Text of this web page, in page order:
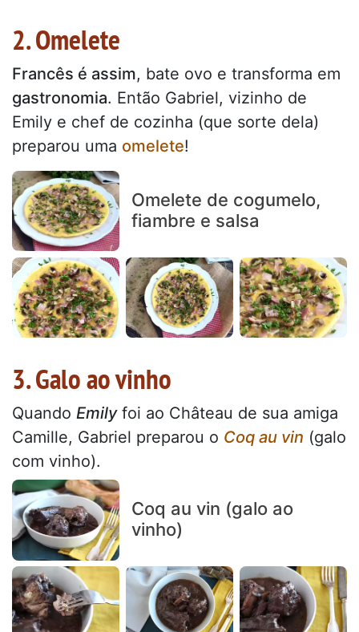
2. Omelete
Francês é assim, bate ovo e transforma em
gastronomia. Então Gabriel, vizinho de
Emily e chef de cozinha (que sorte dela)
preparou uma omelete!
Omelete de cogumelo,
fiambre e salsa
3. Galo ao vinho
Quando Emilyfoi ao Château de sua amiga
Camille, Gabriel preparou o Coq au vin (galo
com vinho).
Coq au vin (galo ao
vinho)